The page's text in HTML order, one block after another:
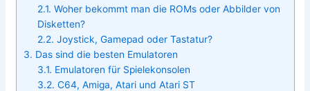
2.1. Woher bekommt man die ROMs oder Abbilder von
Disketten?
2.2. Joystick, Gamepad oder Tastatur?
3. Das sind die besten Emulatoren
3.1. Emulatoren für Spielekonsolen
3.2. C64, Amiga, Atari und Atari ST